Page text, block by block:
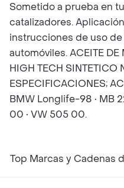
Sometido a prueba en
catalizadores.
instrucciones de uso
automóviles. ACEITE
HIGH TECH SINTETICO
ESPECIFICACIONES;
BMW Longlife-98 • MB
00 • VW 505 00.
Top Marcas y Cadenas